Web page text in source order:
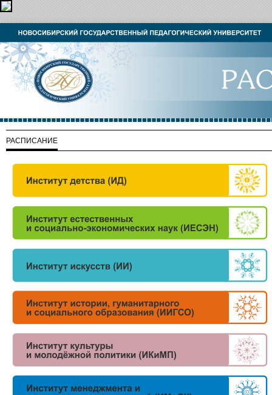
РАСПИСАНИЕ